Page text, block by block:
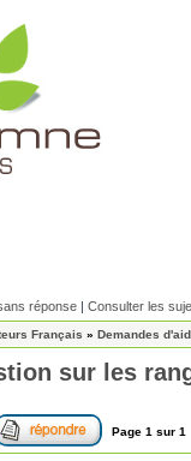
réponse | Consulter les
Français » Demandes
sur les
Page 1 sur 1